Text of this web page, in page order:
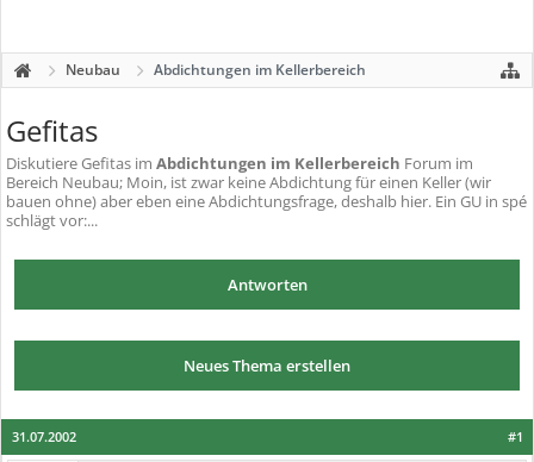
Neubau Abdichtungen im Kellerbereich
Gefitas
DiskutiereGefitas im Abdichtungen im Kellerbereich Forum im
Bereich Neubau; Moin, ist zwar keine Abdichtung für einen Keller (wir
bauen ohne) aber eben eine Abdichtungsfrage, deshalb hier. Ein GU in spé
schlägt vor:...
Antworten
Neues Thema erstellen
#1
31.07.2002